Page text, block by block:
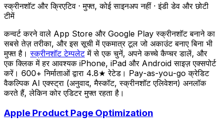
स्क्रीनशॉट और क्रिएटिव ·मुफ्त, कोई साइनअप नहीं·इंडी डेव और छोटी
टीमें
कन्वर्ट करने वाले App Store और Google Play स्क्रीनशॉट बनाने का
सबसे तेज़ तरीका, और इस सूची में एकमात्र टूल जो अकाउंट बनाए बिना भी
मुफ्त है।स्क्रीनशॉट टेम्पलेटमें से एक चुनें, अपने कच्चे कैप्चर डालें, और
एक क्लिक में हर आवश्यक iPhone, iPad और Android साइज़ एक्सपोर्ट
करें। 600+ निर्माताओं द्वारा 4.8★ रेटेड। Pay-as-you-go क्रेडिट
वैकल्पिक AI एक्स्ट्रा (अनुवाद, मैस्कॉट, स्क्रीनशॉट एलिवेशन) अनलॉक
करते हैं, लेकिन कोर एडिटर मुफ्त रहता है।
Apple Product Page Optimization